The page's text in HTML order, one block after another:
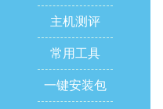
主机测评
常用工具
一键安装包